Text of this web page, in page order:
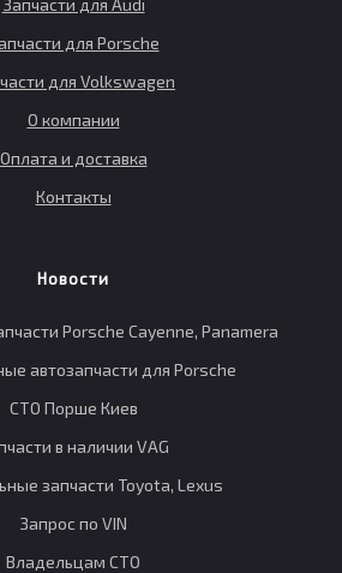
Запчасти для Audi
для Porsche
для Volkswagen
О компании
Оплата и доставка
Контакты
Новости
Porsche Cayenne, Panamera
автозапчасти для Porsche
СТО Порше Киев
в наличии VAG
запчасти Toyota, Lexus
Запрос по VIN
Владельцам СТО